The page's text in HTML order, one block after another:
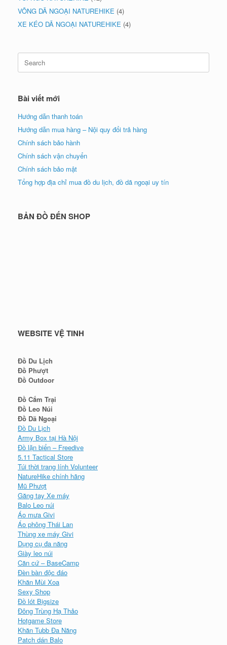
VÕNG DÃ NGOẠI NATUREHIKE (4)
XE KÉO DÃ NGOẠI NATUREHIKE (4)
Search
for:
Bài viết mới
Hướng dẫn thanh toán
Hướng dẫn mua hàng – Nội quy đổi trả hàng
Chính sách bảo hành
Chính sách vận chuyển
Chính sách bảo mật
Tổng hợp địa chỉ mua đồ du lịch, đồ dã ngoại uy tín
BẢN ĐỒ ĐẾN SHOP
WEBSITE VỆ TINH
Đồ Du Lịch
Đồ Phượt
Đồ Outdoor
Đồ Cắm Trại
Đồ Leo Núi
Đồ Dã Ngoại
Đồ Du Lịch
Army Box tại Hà Nội
Đồ lặn biển – Freedive
5.11 Tactical Store
Túi thời trang lính Volunteer
NatureHike chính hãng
Mũ Phượt
Găng tay Xe máy
Balo Leo núi
Áo mưa Givi
Áo phông Thái Lan
Thùng xe máy Givi
Dụng cụ đa năng
Giày leo núi
Căn cứ – BaseCamp
Đèn bàn độc đáo
Khăn Mùi Xoa
Sexy Shop
Đồ lót Bigsize
Đông Trùng Hạ Thảo
Hotgame Store
Khăn Tubb Đa Năng
Patch dán Balo